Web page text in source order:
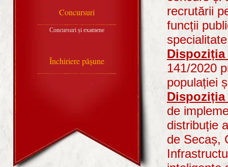
recrutării
funcții
Dispoziția
141/2020
populației
Dispoziția
de
distribuție
de Secaș,
Concursuri
Concursuri și examene
Închiriere pășune